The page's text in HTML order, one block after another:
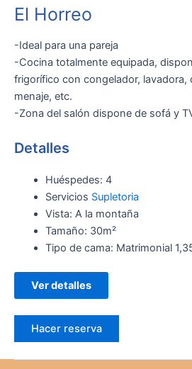
El Horreo
-Ideal para una pareja
-Cocina totalmente equipada,
frigorífico con congelador, lavadora,
menaje, etc.
-Zona del salón dispone de sofá y
Detalles
Huéspedes: 4
Servicios Supletoria
Vista: A la montaña
Tamaño: 30m²
Tipo de cama: Matrimonial
Ver detalles
Hacer reserva